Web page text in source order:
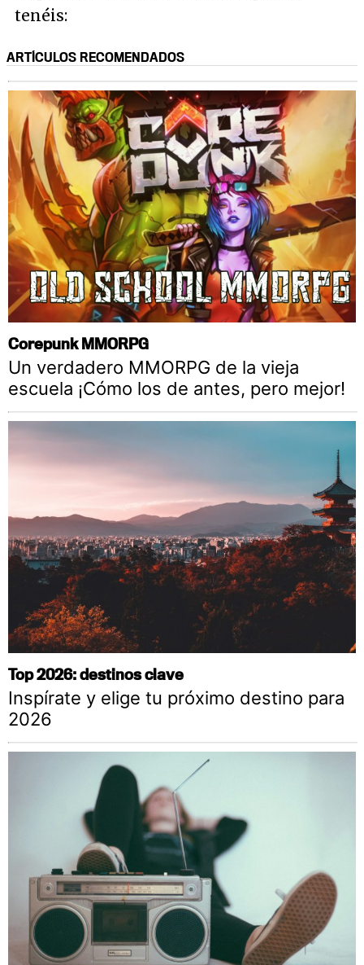
tenéis:
ARTÍCULOS RECOMENDADOS
Corepunk MMORPG
Un verdadero MMORPG de la vieja
escuela ¡Cómo los de antes, pero mejor!
Top 2026: destinos clave
Inspírate y elige tu próximo destino para
2026